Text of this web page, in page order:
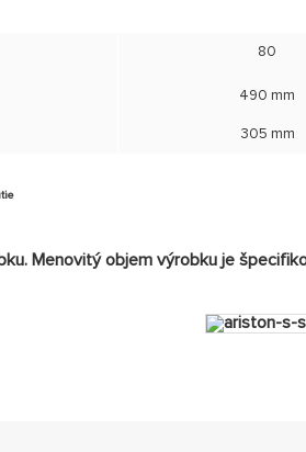
80
490 mm
305 mm
Menovitý objem výrobku je